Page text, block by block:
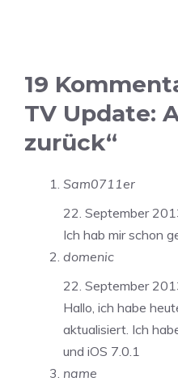
19
TV Update:
zurück“
Sam0711er
22. September
Ich hab mir schon
domenic
22. September
Hallo, ich habe
aktualisiert. Ich
und iOS 7.0.1
name